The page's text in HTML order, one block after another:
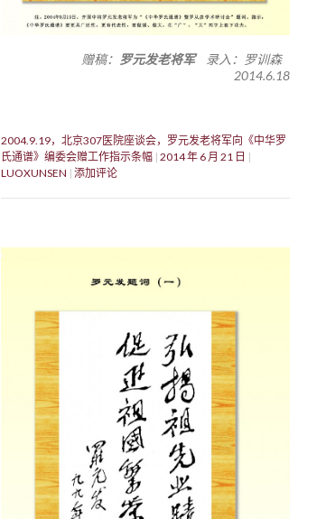
赠稿： 罗元发老将军录入：罗训森
2014.6.18
2004.9.19，北京307医院座谈会，罗元发老将军向《中华罗
氏通谱》编委会赠工作指示条幅 2014 年 6 月 21 日
LUOXUNSEN 添加评论